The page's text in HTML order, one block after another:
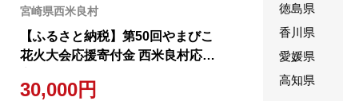
宮崎県西米良村
【ふるさと納税】第50回やまびこ
花火大会応援寄付金 西米良村応援
30,000円
徳島県
香川県
愛媛県
高知県